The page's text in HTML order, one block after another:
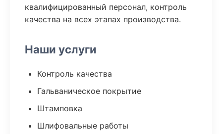
квалифицированный персонал, контроль
качества на всех этапах производства.
Наши услуги
Контроль качества
Гальваническое покрытие
Штамповка
Шлифовальные работы